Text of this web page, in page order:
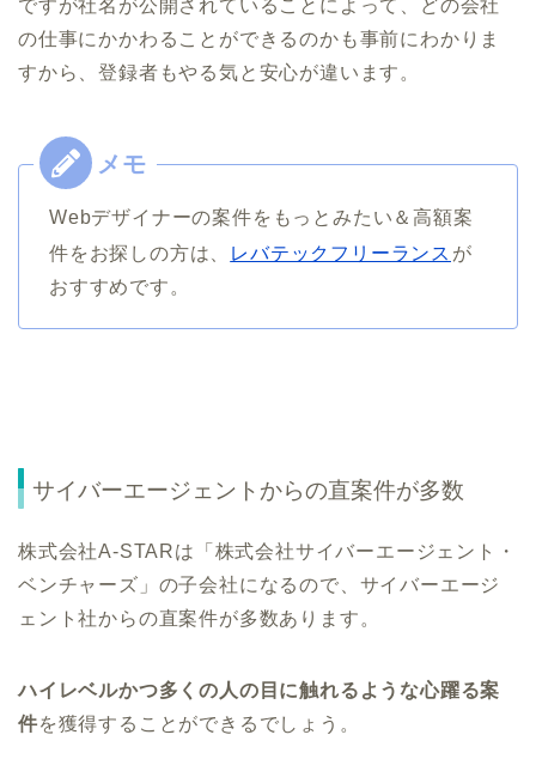
ですが社名が公開されていることによって、どの会社
の仕事にかかわることができるのかも事前にわかりま
すから、登録者もやる気と安心が違います。
Webデザイナーの案件をもっとみたい＆高額案
件をお探しの方は、
レバテックフリーランス が
おすすめです。
サイバーエージェントからの直案件が多数
株式会社A-STARは「株式会社サイバーエージェント・
ベンチャーズ」の子会社になるので、 サイバーエージ
ェント社からの直案件が多数あります。
ハイレベルかつ多くの人の目に触れるような心躍る案
件を獲得することができるでしょう。